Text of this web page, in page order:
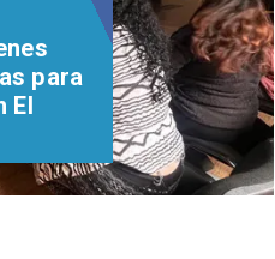
para
El